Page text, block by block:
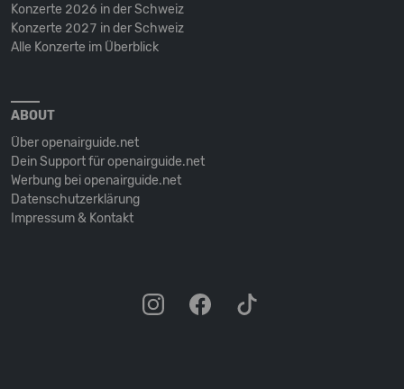
Konzerte 2026 in der Schweiz
Konzerte 2027 in der Schweiz
Alle Konzerte im Überblick
ABOUT
Über openairguide.net
Dein Support für openairguide.net
Werbung bei openairguide.net
Datenschutz­erklärung
Impressum & Kontakt